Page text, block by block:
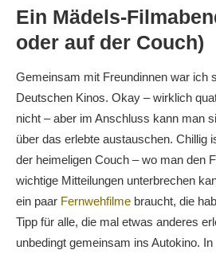
Ein Mädels-
oder auf der Couch)
Gemeinsam mit Freundinnen war ich
Deutschen Kinos. Okay – wirklich
nicht – aber im Anschluss kann man
über das erlebte austauschen. Chillig
der heimeligen Couch – wo man den
wichtige Mitteilungen unterbrechen
ein paar Fernwehfilme braucht, die
Tipp für alle, die mal etwas anderes
unbedingt gemeinsam ins Autokino.